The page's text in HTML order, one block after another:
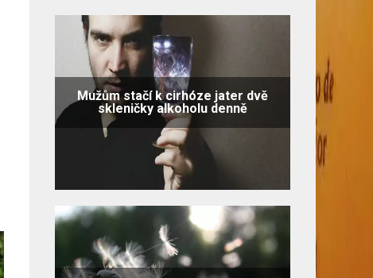
Mužům stačí k cirhóze jater dvě
skleničky alkoholu denně